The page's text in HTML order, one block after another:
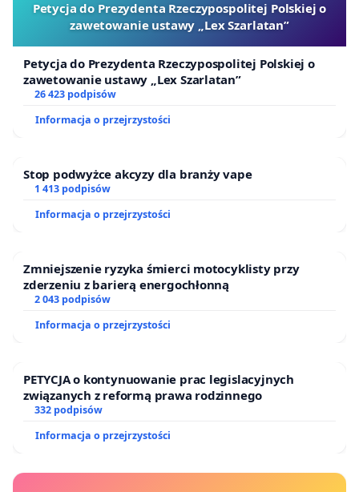
Petycja do Prezydenta Rzeczypospolitej Polskiej o
zawetowanie ustawy „Lex Szarlatan”
Petycja do Prezydenta Rzeczypospolitej Polskiej o
zawetowanie ustawy „Lex Szarlatan”
26 423 podpisów
Informacja o przejrzystości
Stop podwyżce akcyzy dla branży vape
1 413 podpisów
Informacja o przejrzystości
Zmniejszenie ryzyka śmierci motocyklisty przy
zderzeniu z barierą energochłonną
2 043 podpisów
Informacja o przejrzystości
PETYCJA o kontynuowanie prac legislacyjnych
związanych z reformą prawa rodzinnego
332 podpisów
Informacja o przejrzystości